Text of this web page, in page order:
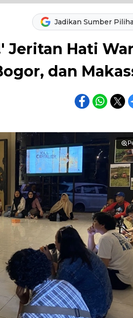
Jadikan Sumber
Jeritan Hati
dan